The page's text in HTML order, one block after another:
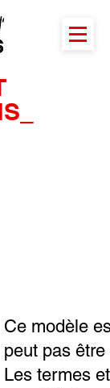
Ce modèle
peut pas être
Les termes